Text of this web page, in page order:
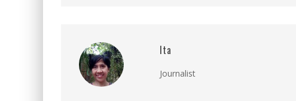
Ita
Journalist